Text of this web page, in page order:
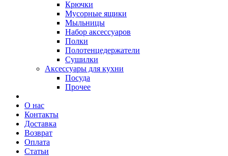
Крючки
Мусорные ящики
Мыльницы
Набор аксессуаров
Полки
Полотенцедержатели
Сушилки
Аксессуары для кухни
Посуда
Прочее
О нас
Контакты
Доставка
Возврат
Оплата
Статьи